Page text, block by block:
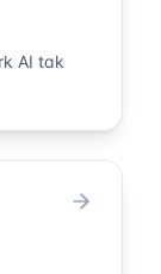
AI tak